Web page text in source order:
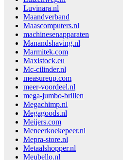
Luvinara.nl
Maandverband
Maascomputers.nl
machinesenapparaten
Manandshaving.nl
Marmitek.com
Maxistock.eu
Mc-cilinder.nl
measureup.com
meer-voordeel.nl
mega-jumbo-brillen
Megachimp.nl
Megagoods.nl
Meijers.com
Meneerkoekepeer.nl
Mepra-store.nl
Metaalshopper.nl
Meubello.nl